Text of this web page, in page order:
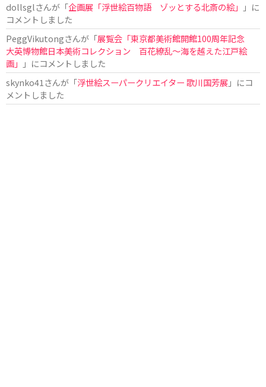
dollsglさんが「企画展「浮世絵百物語 ゾッとする北斎の絵」
」に
コメントしました
PeggVikutongさんが「展覧会「東京都美術館開館100周年記念
大英博物館日本美術コレクション 百花繚乱〜海を越えた江戸絵
画」
」にコメントしました
skynko41 さんが「浮世絵スーパークリエイター 歌川国芳展 」にコ
メントしました